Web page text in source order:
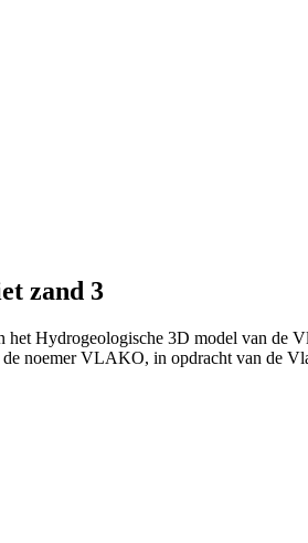
zand 3
Hydrogeologische 3D model van
noemer VLAKO, in opdracht van de